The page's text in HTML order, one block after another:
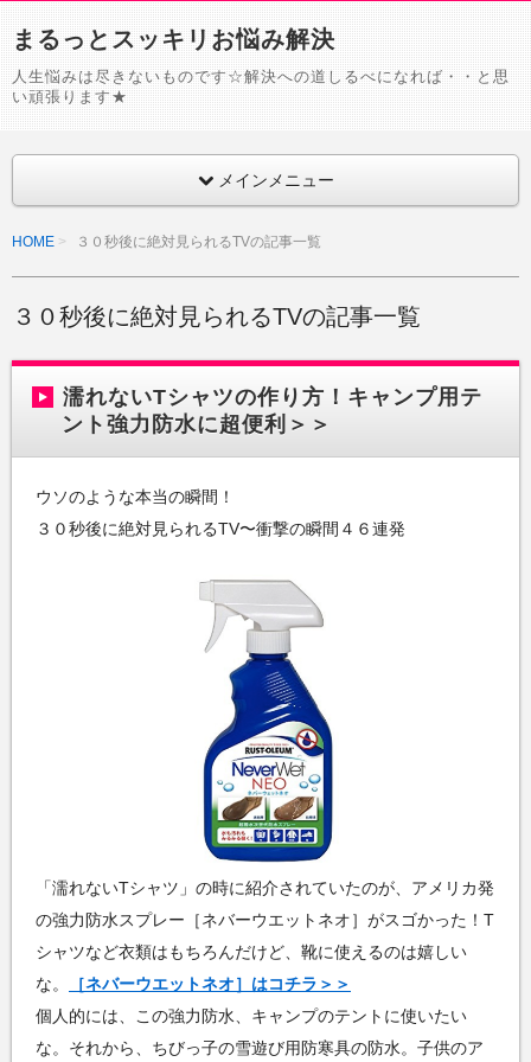
まるっとスッキリお悩み解決
人生悩みは尽きないものです☆解決への道しるべになれば・・と思
い頑張ります★
メインメニュー
HOME ３０秒後に絶対見られるTVの記事一覧
３０秒後に絶対見られるTVの記事一覧
濡れないTシャツの作り方！キャンプ用テ
ント強力防水に超便利＞＞
ウソのような本当の瞬間！
３０秒後に絶対見られるTV〜衝撃の瞬間４６連発
「濡れないTシャツ」の時に紹介されていたのが、アメリカ発
の強力防水スプレー［ネバーウエットネオ］がスゴかった！T
シャツなど衣類はもちろんだけど、靴に使えるのは嬉しい
な。
［ネバーウエットネオ］はコチラ＞＞
個人的には、この強力防水、キャンプのテントに使いたい
な。それから、ちびっ子の雪遊び用防寒具の防水。子供のア